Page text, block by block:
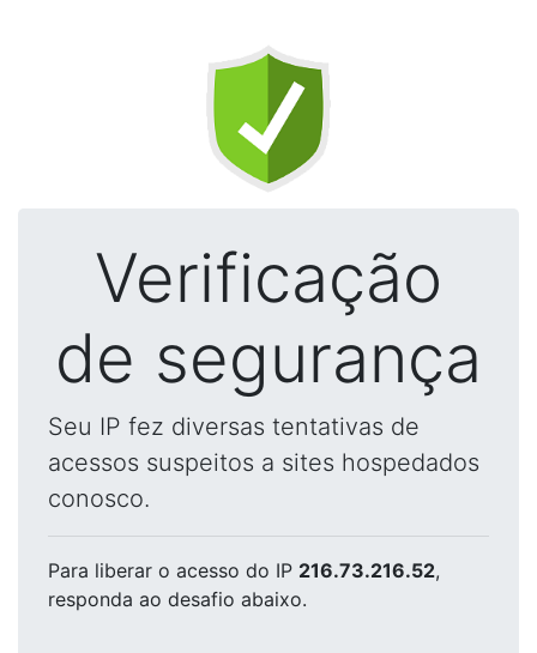
Verificação
de segurança
Seu IP fez diversas tentativas de
acessos suspeitos a sites hospedados
conosco.
Para liberar o acesso do IP 216.73.216.52,
responda ao desafio abaixo.